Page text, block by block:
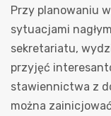
Przy planowaniu
sytuacjami
sekretariatu,
przyjęć
stawiennictwa z
można